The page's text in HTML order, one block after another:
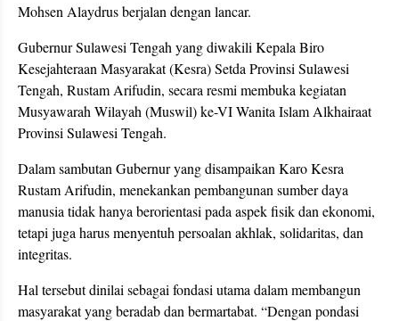
Mohsen Alaydrus berjalan dengan lancar.
Gubernur Sulawesi Tengah yang diwakili Kepala Biro
Kesejahteraan Masyarakat (Kesra) Setda Provinsi Sulawesi
Tengah, Rustam Arifudin, secara resmi membuka kegiatan
Musyawarah Wilayah (Muswil) ke-VI Wanita Islam Alkhairaat
Provinsi Sulawesi Tengah.
Dalam sambutan Gubernur yang disampaikan Karo Kesra
Rustam Arifudin, menekankan pembangunan sumber daya
manusia tidak hanya berorientasi pada aspek fisik dan ekonomi,
tetapi juga harus menyentuh persoalan akhlak, solidaritas, dan
integritas.
Hal tersebut dinilai sebagai fondasi utama dalam membangun
masyarakat yang beradab dan bermartabat. “Dengan pondasi